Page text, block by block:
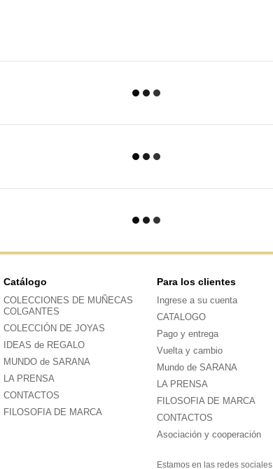
Catálogo
COLECCIONES DE MUÑECAS
COLGANTES
COLECCIÓN DE JOYAS
IDEAS de REGALO
MUNDO de SARANA
LA PRENSA
CONTACTOS
FILOSOFIA DE MARCA
Para los clientes
Ingrese a su cuenta
CATALOGO
Pago y entrega
Vuelta y cambio
Mundo de SARANA
LA PRENSA
FILOSOFIA DE MARCA
CONTACTOS
Asociación y cooperación
Estamos en las redes sociales